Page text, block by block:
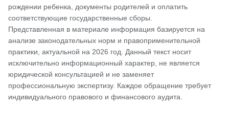
рождении ребенка, документы родителей и оплатить
соответствующие государственные сборы.
Представленная в материале информация базируется на
анализе законодательных норм и правоприменительной
практики, актуальной на 2026 год. Данный текст носит
исключительно информационный характер, не является
юридической консультацией и не заменяет
профессиональную экспертизу. Каждое обращение требует
индивидуального правового и финансового аудита.